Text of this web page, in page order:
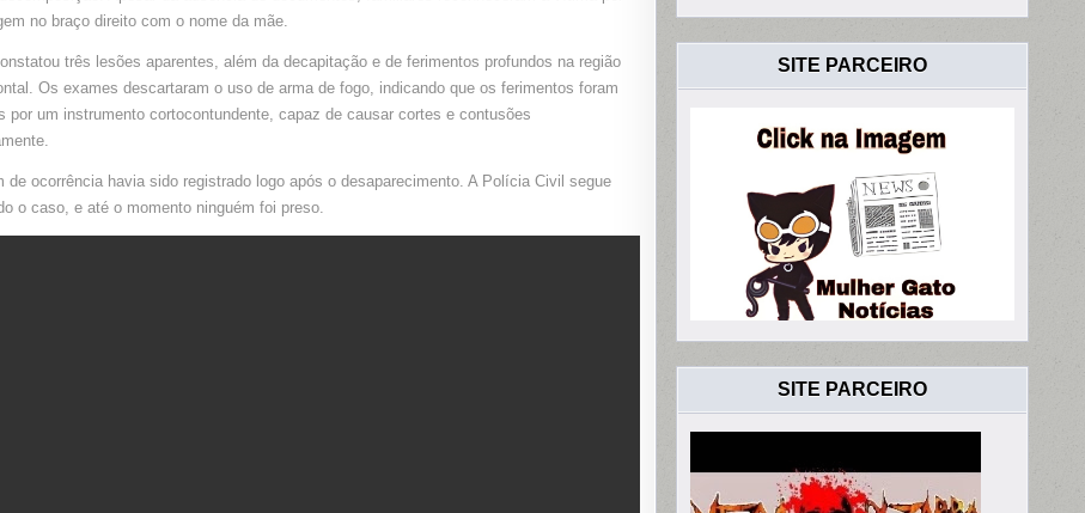
no braço direito com o nome da mãe.
três lesões aparentes, além da decapitação e de ferimentos profundos na região
Os exames descartaram o uso de arma de fogo, indicando que os ferimentos foram
por um instrumento cortocontundente, capaz de causar cortes e contusões
de ocorrência havia sido registrado logo após o desaparecimento. A Polícia Civil segue
o caso, e até o momento ninguém foi preso.
SITE PARCEIRO
SITE PARCEIRO